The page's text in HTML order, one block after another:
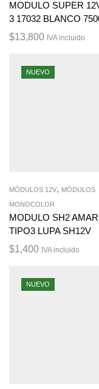
MODULO SUPER
3 17032 BLANCO
$13,800 IVA incluido
NUEVO
MÓDULOS 12V, MÓDULOS
MONOCOLOR
MODULO SH2
TIPO3 LUPA SH12V
$1,400 IVA incluido
NUEVO